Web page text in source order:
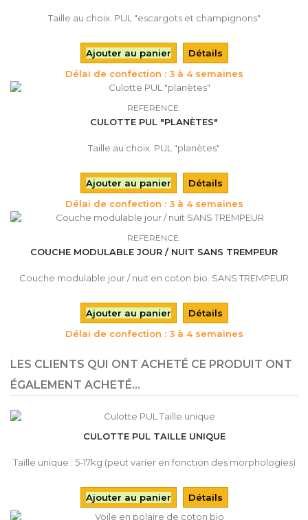
Taille au choix. PUL "escargots et champignons"
Ajouter au panier
Détails
Délai de confection : 3 à 4 semaines
REFERENCE:
CULOTTE PUL "PLANÈTES"
Taille au choix. PUL "planètes"
Ajouter au panier
Détails
Délai de confection : 3 à 4 semaines
REFERENCE:
COUCHE MODULABLE JOUR / NUIT SANS TREMPEUR
Couche modulable jour / nuit en coton bio. SANS TREMPEUR
Ajouter au panier
Détails
Délai de confection : 3 à 4 semaines
LES CLIENTS QUI ONT ACHETÉ CE PRODUIT ONT
ÉGALEMENT ACHETÉ...
CULOTTE PUL TAILLE UNIQUE
Taille unique : 5-17kg (peut varier en fonction des morphologies)
Ajouter au panier Détails